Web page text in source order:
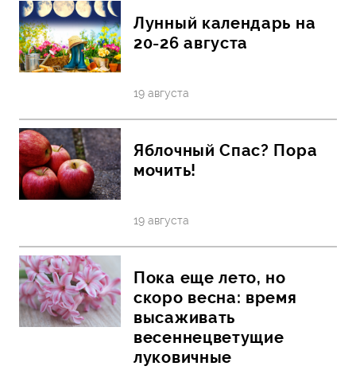
Лунный календарь на
20-26 августа
19 августа
Яблочный Спас? Пора
мочить!
19 августа
Пока еще лето, но
скоро весна: время
высаживать
весеннецветущие
луковичные